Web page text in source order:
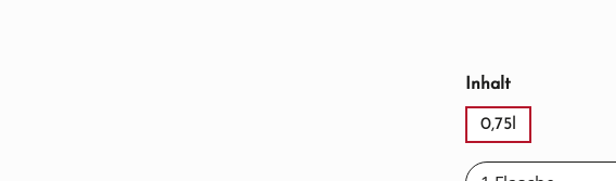
Inhaltauswählen
0,75l